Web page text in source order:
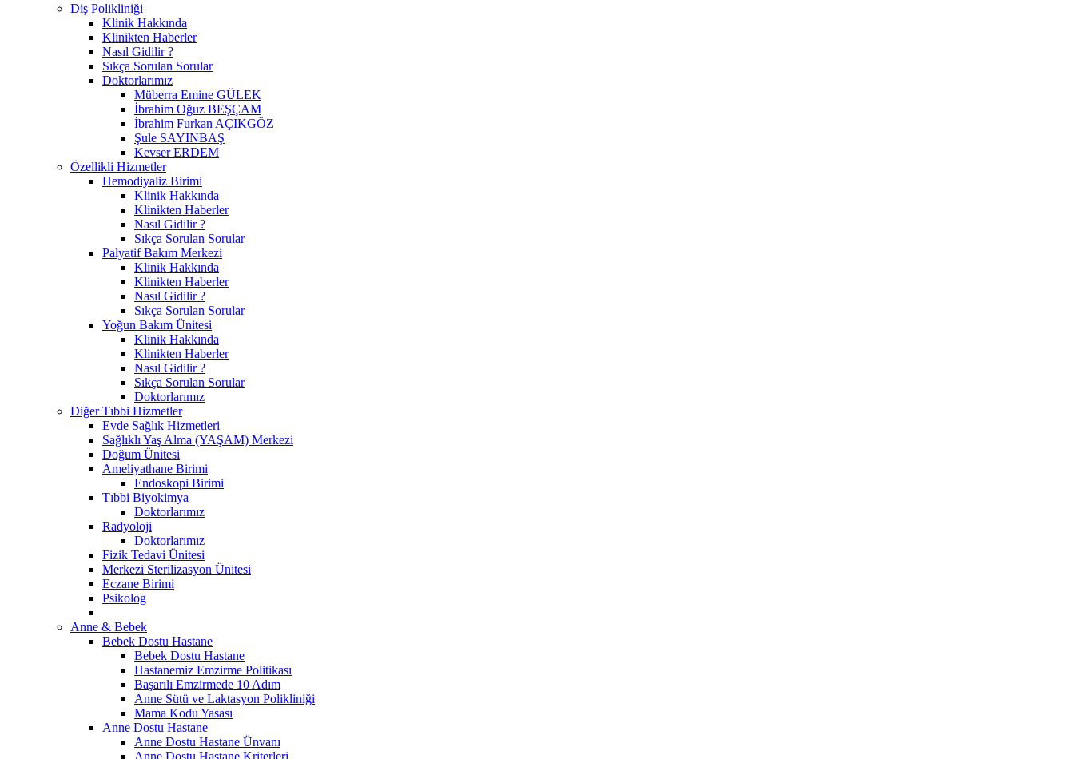
Diş Polikliniği
Klinik Hakkında
Klinikten Haberler
Nasıl Gidilir ?
Sıkça Sorulan Sorular
Doktorlarımız
Müberra Emine GÜLEK
İbrahim Oğuz BEŞÇAM
İbrahim Furkan AÇIKGÖZ
Şule SAYINBAŞ
Kevser ERDEM
Özellikli Hizmetler
Hemodiyaliz Birimi
Klinik Hakkında
Klinikten Haberler
Nasıl Gidilir ?
Sıkça Sorulan Sorular
Palyatif Bakım Merkezi
Klinik Hakkında
Klinikten Haberler
Nasıl Gidilir ?
Sıkça Sorulan Sorular
Yoğun Bakım Ünitesi
Klinik Hakkında
Klinikten Haberler
Nasıl Gidilir ?
Sıkça Sorulan Sorular
Doktorlarımız
Diğer Tıbbi Hizmetler
Evde Sağlık Hizmetleri
Sağlıklı Yaş Alma (YAŞAM) Merkezi
Doğum Ünitesi
Ameliyathane Birimi
Endoskopi Birimi
Tıbbi Biyokimya
Doktorlarımız
Radyoloji
Doktorlarımız
Fizik Tedavi Ünitesi
Merkezi Sterilizasyon Ünitesi
Eczane Birimi
Psikolog
Anne & Bebek
Bebek Dostu Hastane
Bebek Dostu Hastane
Hastanemiz Emzirme Politikası
Başarılı Emzirmede 10 Adım
Anne Sütü ve Laktasyon Polikliniği
Mama Kodu Yasası
Anne Dostu Hastane
Anne Dostu Hastane Ünvanı
Anne Dostu Hastane Kriterleri